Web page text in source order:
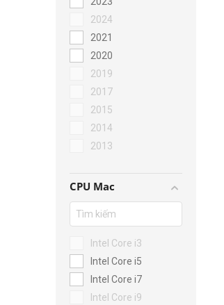
2024
2021
2020
2019
2017
2015
2014
2013
CPU Mac
Intel Core i3
Intel Core i5
Intel Core i7
Intel Core i9